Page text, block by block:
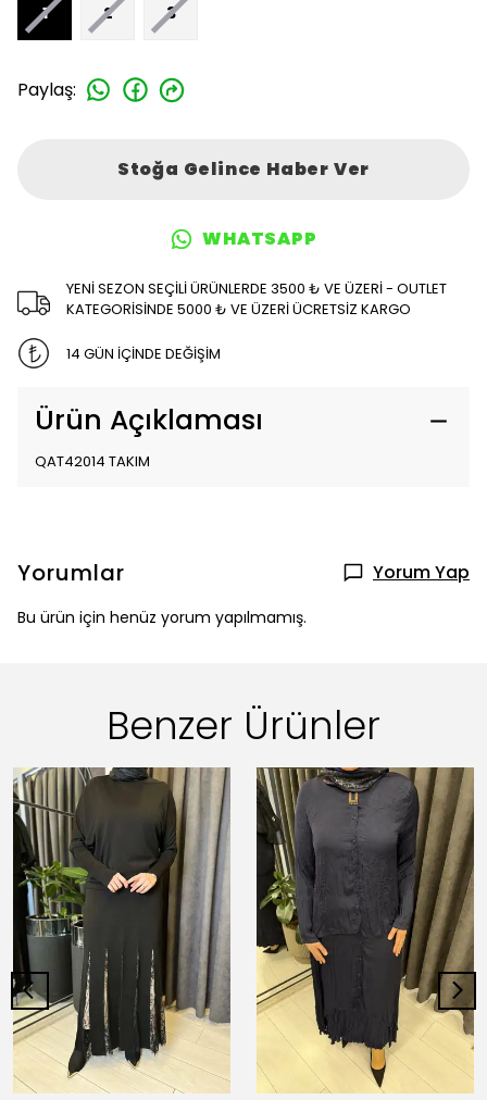
1 2 3
Paylaş:
Stoğa Gelince Haber Ver
WHATSAPP
YENİ SEZON SEÇİLİ ÜRÜNLERDE 3500 ₺ VE ÜZERİ - OUTLET
KATEGORİSİNDE 5000 ₺ VE ÜZERİ ÜCRETSİZ KARGO
14 GÜN İÇİNDE DEĞİŞİM
Ürün Açıklaması
QAT42014 TAKIM
Yorumlar Yorum Yap
Bu ürün için henüz yorum yapılmamış.
Benzer Ürünler